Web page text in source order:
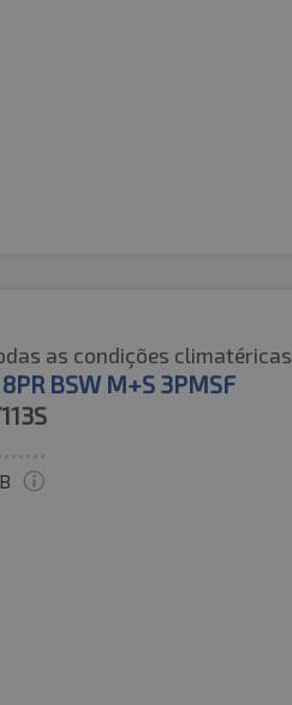
as condições climatéricas
BSW M+S 3PMSF